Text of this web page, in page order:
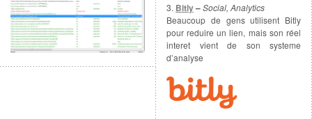
3. Bitly–Social, Analytics
Beaucoup de gens utilisent Bitly
pour reduire un lien, mais son réel
interet vient de son systeme
d’analyse